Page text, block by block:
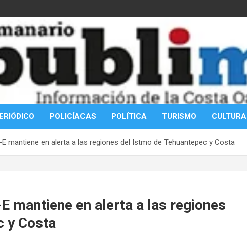
POLICÍACAS POLÍTICA TURISMO CULTURA
mantiene en alerta a las regiones del Istmo de Tehuantepec y Costa
mantiene en alerta a las regiones
y Costa